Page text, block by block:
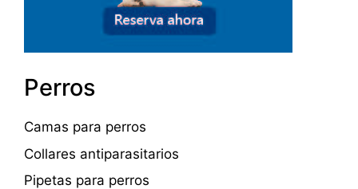
Perros
Camas para perros
Collares antiparasitarios
Pipetas para perros